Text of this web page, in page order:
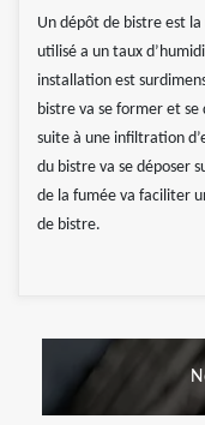
Un dépôt de bistre est
utilisé a un taux
installation est
bistre va se former et
suite à une infiltration
du bistre va se déposer
de la fumée va faciliter
de bistre.